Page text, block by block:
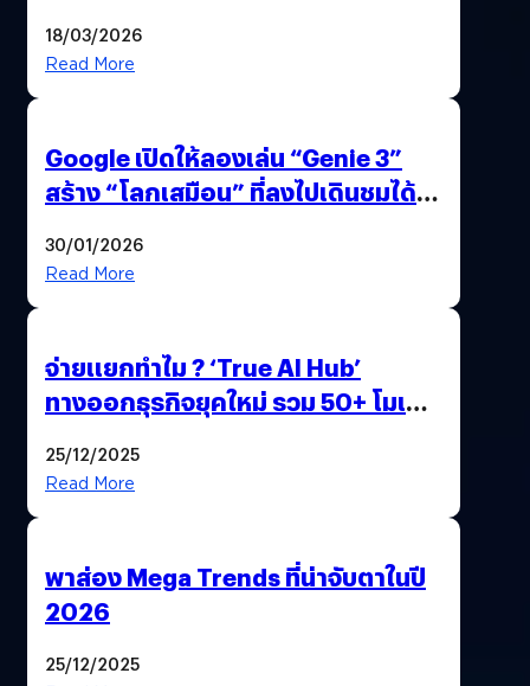
18/03/2026
Read More
Google เปิดให้ลองเล่น “Genie 3”
สร้าง “โลกเสมือน” ที่ลงไปเดินชมได้
30/01/2026
Read More
จ่ายแยกทำไม ? ‘True AI Hub’
ทางออกธุรกิจยุคใหม่ รวม 50+ โมเดล
25/12/2025
Read More
พาส่อง Mega Trends ที่น่าจับตาในปี
2026
25/12/2025